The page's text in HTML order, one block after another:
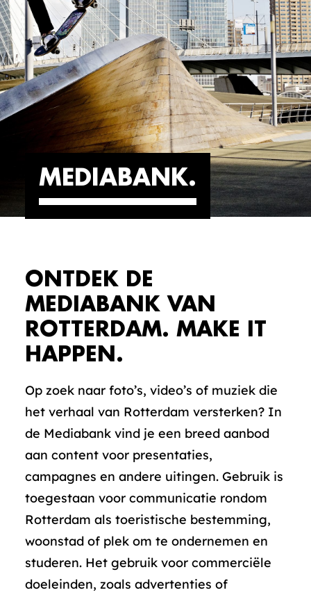
MEDIABANK
ONTDEK DE
MEDIABANK VAN
ROTTERDAM. MAKE IT
HAPPEN.
Op zoek naar foto’s, video’s of muziek die
het verhaal van Rotterdam versterken? In
de Mediabank vind je een breed aanbod
aan content voor presentaties,
campagnes en andere uitingen. Gebruik is
toegestaan voor communicatie rondom
Rotterdam als toeristische bestemming,
woonstad of plek om te ondernemen en
studeren. Het gebruik voor commerciële
doeleinden, zoals advertenties of